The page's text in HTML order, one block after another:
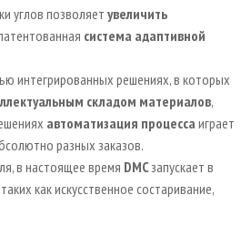
углов позволяет увеличить
система адаптивной
интегрированных решениях, в которых
складом материалов,
автоматизация процесса играет
разных заказов.
в настоящее время DMCзапускает в
как искусственное состаривание,